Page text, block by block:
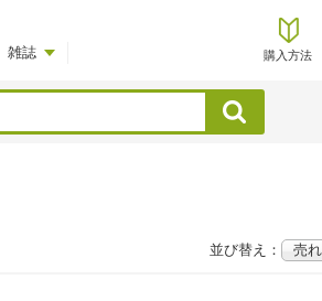
雑誌 購入方法
検索
並び替え：